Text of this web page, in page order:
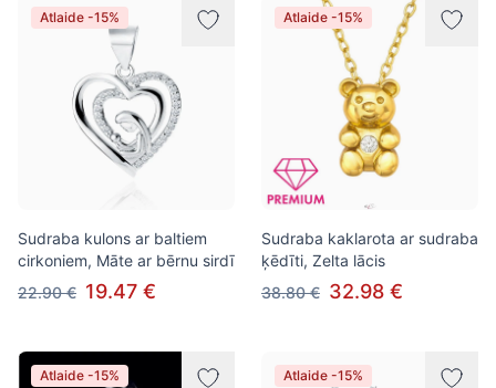
Atlaide -15%
Sudraba kulons ar baltiem
cirkoniem, Māte ar bērnu sirdī
22.90 € 19.47 €
Atlaide -15%
Sudraba kaklarota ar sudraba
ķēdīti, Zelta lācis
38.80 € 32.98 €
Atlaide -15% Atlaide -15%